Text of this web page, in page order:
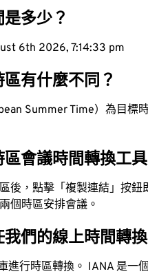
多少？
6th 2026, 7:14:34 pm
有什麼不同？
Summer Time）為目標
會議時間轉換工具
後，點擊「複製連結」按
個時區安排會議。
們的線上時間轉
進行時區轉換。 IANA 是一